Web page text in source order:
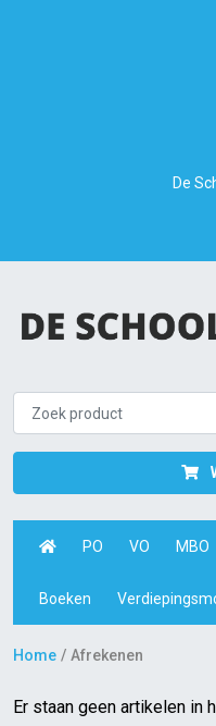
De
PO VO MBO
Boeken
Home Afrekenen
Er staan geen artikelen in